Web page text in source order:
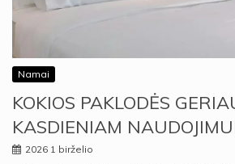
Namai
KOKIOS PAKLODĖS
KASDIENIAM
2026 1 birželio